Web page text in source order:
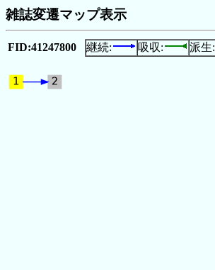
雑誌変遷マップ表示
FID:41247800 継続: 吸収: 派生: